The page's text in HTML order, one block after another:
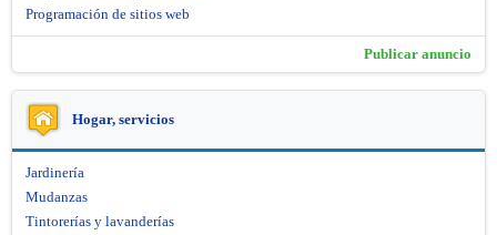
Programación de sitios web
Publicar anuncio
Hogar, servicios
Jardinería
Mudanzas
Tintorerías y lavanderías